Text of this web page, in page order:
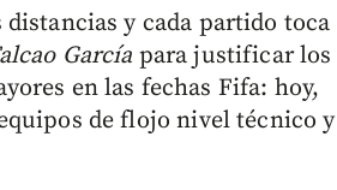
y cada partido toca
García para justificar los
en las fechas Fifa: hoy,
de flojo nivel técnico y